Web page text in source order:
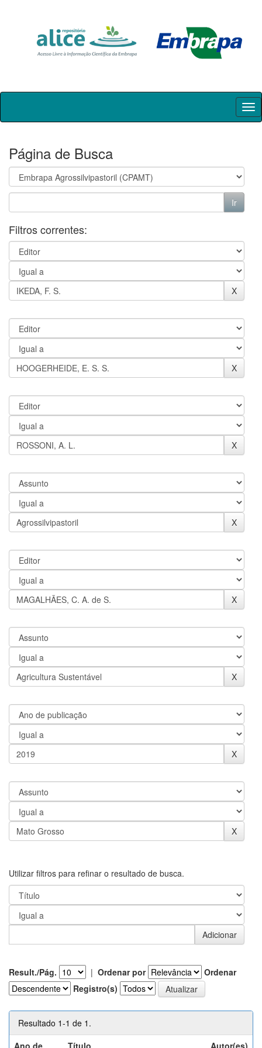
Skip
Página de Busca
Filtros correntes:
Utilizar filtros para refinar o resultado de busca.
Result./Pág. | Ordenar por
Ordenar
Registro(s)
Resultado 1-1 de 1.
Ano de
Título Autor(es)